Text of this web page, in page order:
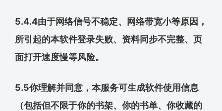
5.4.4由于网络信号不稳定、网络带宽小等原因，
所引起的本软件登录失败、资料同步不完整、页
面打开速度慢等风险。
5.5你理解并同意，本服务可生成软件使用信息
（包括但不限于你的书架、你的书单、你收藏的